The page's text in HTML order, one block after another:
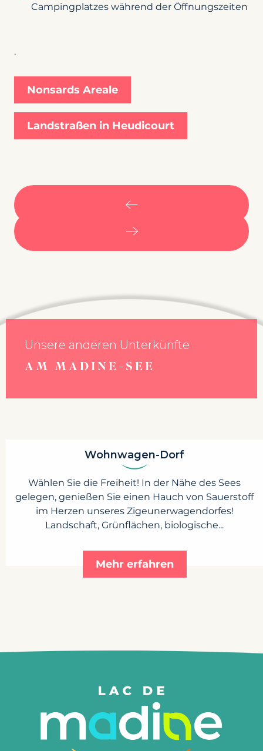
Campingplatzes während der Öffnungszeiten
.
Nonsards Areale
Landstraßen in Heudicourt
Unsere anderen Unterkünfte
AM MADINE-SEE
Wohnwagen-Dorf
Wählen Sie die Freiheit! In der Nähe des Sees
gelegen, genießen Sie einen Hauch von Sauerstoff
im Herzen unseres Zigeunerwagendorfes!
Landschaft, Grünflächen, biologische...
Mehr erfahren